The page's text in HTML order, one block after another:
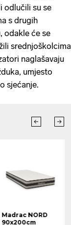
odlučili su se
s drugih
odakle će se
srednjoškolcima
naglašavaju
umjesto
sjećanje.